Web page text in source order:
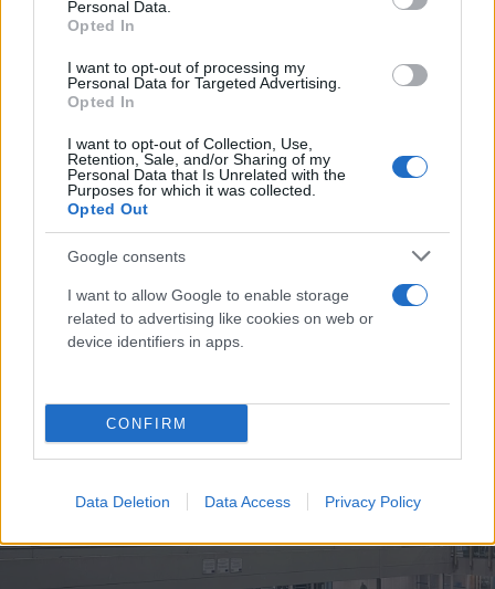
Personal Data.
Opted In
I want to opt-out of processing my
Personal Data for Targeted Advertising.
Opted In
I want to opt-out of Collection, Use,
Retention, Sale, and/or Sharing of my
Personal Data that Is Unrelated with the
Purposes for which it was collected.
Opted Out
Google consents
I want to allow Google to enable storage
related to advertising like cookies on web or
device identifiers in apps.
CONFIRM
Data Deletion Data Access Privacy Policy
Κρίση στο κόμμα Καρυστιανού: Δύο ακόμη
στελέχη αποχωρούν καταγγέλλοντας κλειστό
σύστημα αποφάσεων